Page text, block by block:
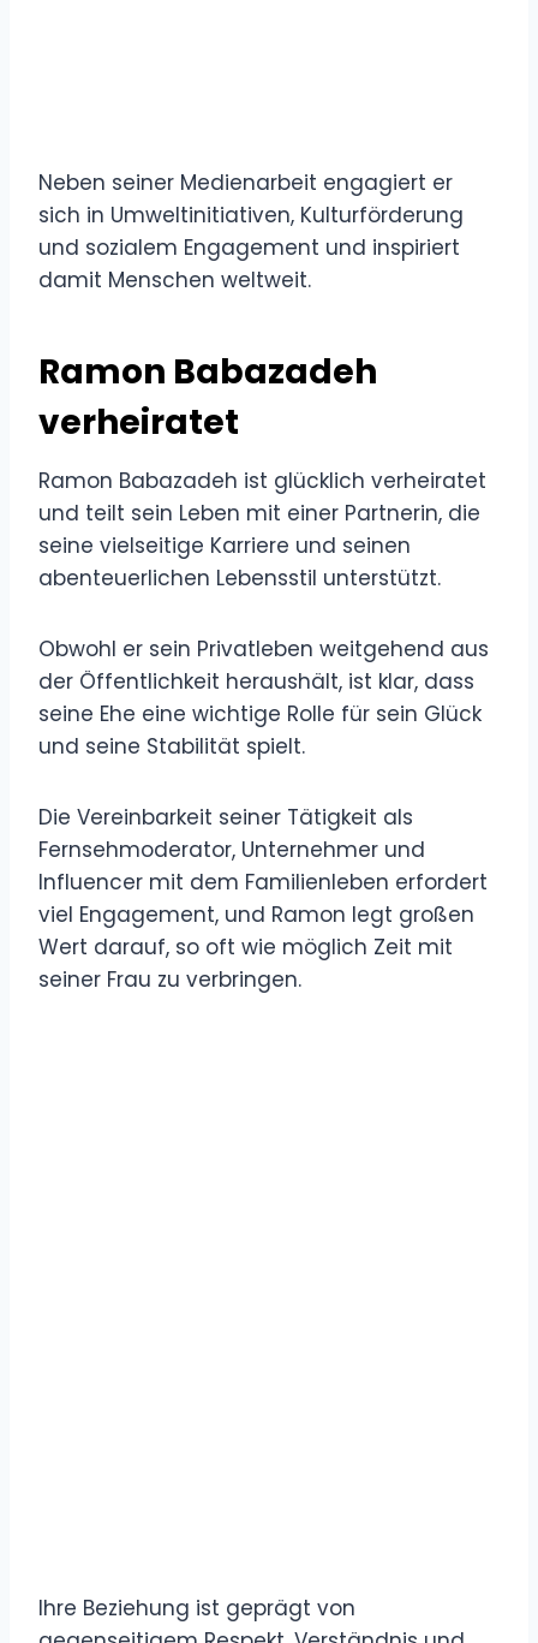
Neben seiner Medienarbeit engagiert er
sich in Umweltinitiativen, Kulturförderung
und sozialem Engagement und inspiriert
damit Menschen weltweit.
Ramon Babazadeh
verheiratet
Ramon Babazadeh ist glücklich verheiratet
und teilt sein Leben mit einer Partnerin, die
seine vielseitige Karriere und seinen
abenteuerlichen Lebensstil unterstützt.
Obwohl er sein Privatleben weitgehend aus
der Öffentlichkeit heraushält, ist klar, dass
seine Ehe eine wichtige Rolle für sein Glück
und seine Stabilität spielt.
Die Vereinbarkeit seiner Tätigkeit als
Fernsehmoderator, Unternehmer und
Influencer mit dem Familienleben erfordert
viel Engagement, und Ramon legt großen
Wert darauf, so oft wie möglich Zeit mit
seiner Frau zu verbringen.
Ihre Beziehung ist geprägt von